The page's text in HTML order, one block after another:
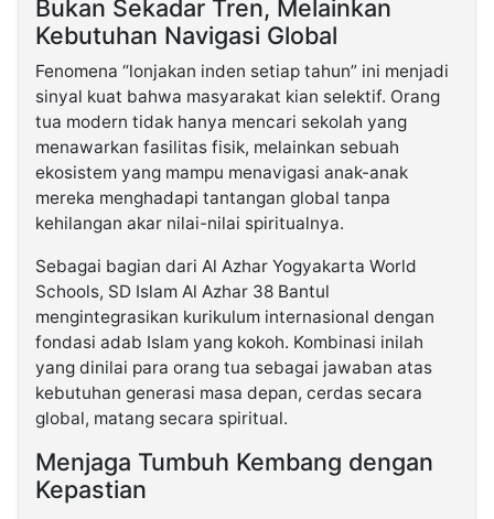
​Bukan Sekadar Tren, Melainkan
Kebutuhan Navigasi Global
​Fenomena “lonjakan inden setiap tahun” ini menjadi
sinyal kuat bahwa masyarakat kian selektif. Orang
tua modern tidak hanya mencari sekolah yang
menawarkan fasilitas fisik, melainkan sebuah
ekosistem yang mampu menavigasi anak-anak
mereka menghadapi tantangan global tanpa
kehilangan akar nilai-nilai spiritualnya.
​Sebagai bagian dari Al Azhar Yogyakarta World
Schools, SD Islam Al Azhar 38 Bantul
mengintegrasikan kurikulum internasional dengan
fondasi adab Islam yang kokoh. Kombinasi inilah
yang dinilai para orang tua sebagai jawaban atas
kebutuhan generasi masa depan, cerdas secara
global, matang secara spiritual.
​Menjaga Tumbuh Kembang dengan
Kepastian